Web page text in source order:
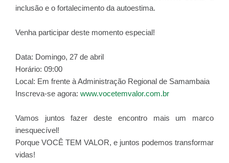
inclusão e o fortalecimento da autoestima.
Venha participar deste momento especial!
Data: Domingo, 27 de abril
Horário: 09:00
Local: Em frente à Administração Regional de Samambaia
Inscreva-se agora: www.vocetemvalor.com.br
Vamos juntos fazer deste encontro mais um marco
inesquecível!
Porque VOCÊ TEM VALOR, e juntos podemos transformar
vidas!